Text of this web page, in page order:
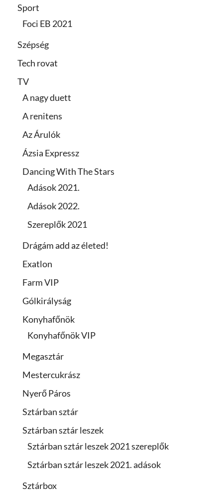
Sport
Foci EB 2021
Szépség
Tech rovat
TV
A nagy duett
A renitens
Az Árulók
Ázsia Expressz
Dancing With The Stars
Adások 2021.
Adások 2022.
Szereplők 2021
Drágám add az életed!
Exatlon
Farm VIP
Gólkirályság
Konyhafőnök
Konyhafőnök VIP
Megasztár
Mestercukrász
Nyerő Páros
Sztárban sztár
Sztárban sztár leszek
Sztárban sztár leszek 2021 szereplők
Sztárban sztár leszek 2021. adások
Sztárbox